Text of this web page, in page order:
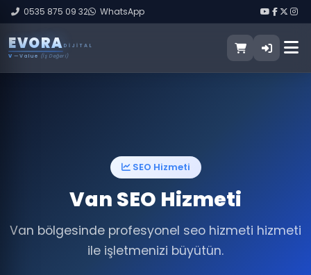
0535 875 09 32 WhatsApp
EVORA DIJITAL
V — Value (İş Değeri)
SEO Hizmeti
Van SEO Hizmeti
Van bölgesinde profesyonel seo hizmeti hizmeti
ile işletmenizi büyütün.